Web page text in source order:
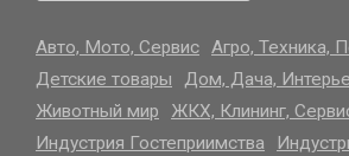
Авто, Мото, Сервис Агро, Техника,
Детские товары
Дом, Дача,
Животный мир
ЖКХ, Клининг,
Индустрия Гостеприимства